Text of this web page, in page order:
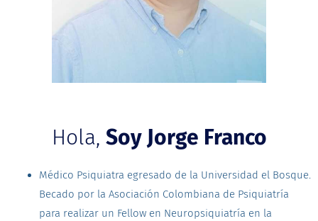
Hola, Soy Jorge Franco
Médico Psiquiatra egresado de la Universidad el Bosque.
Becado por la Asociación Colombiana de Psiquiatría
para realizar un Fellow en Neuropsiquiatría en la